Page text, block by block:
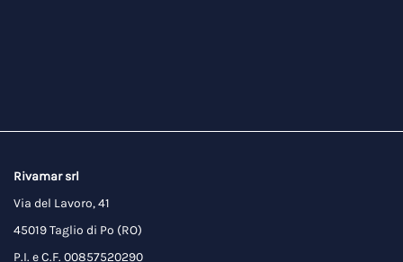
Rivamar srl
Via del Lavoro, 41
45019 Taglio di Po (RO)
P.I. e C.F. 00857520290